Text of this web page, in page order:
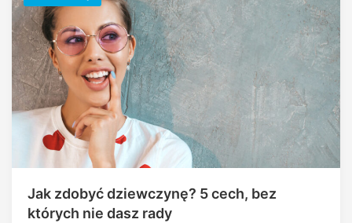
Jak zdobyć dziewczynę? 5 cech, bez
których nie dasz rady